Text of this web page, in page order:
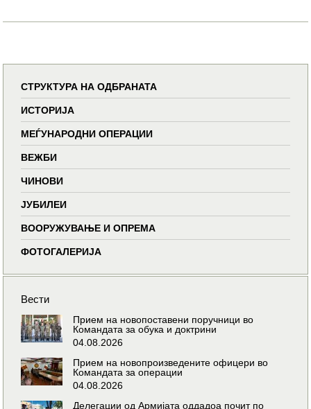
СТРУКТУРА НА ОДБРАНАТА
ИСТОРИЈА
МЕЃУНАРОДНИ ОПЕРАЦИИ
ВЕЖБИ
ЧИНОВИ
ЈУБИЛЕИ
ВООРУЖУВАЊЕ И ОПРЕМА
ФОТОГАЛЕРИЈА
Вести
Прием на новопоставени поручници во
Командата за обука и доктрини
04.08.2026
Прием на новопроизведените офицери во
Командата за операции
04.08.2026
Делегации од Армијата оддадоа почит по